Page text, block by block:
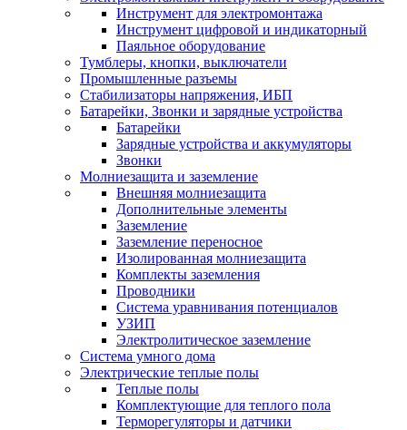
Инструмент для электромонтажа
Инструмент цифровой и индикаторный
Паяльное оборудование
Тумблеры, кнопки, выключатели
Промышленные разъемы
Стабилизаторы напряжения, ИБП
Батарейки, Звонки и зарядные устройства
Батарейки
Зарядные устройства и аккумуляторы
Звонки
Молниезащита и заземление
Внешняя молниезащита
Дополнительные элементы
Заземление
Заземление переносное
Изолированная молниезащита
Комплекты заземления
Проводники
Система уравнивания потенциалов
УЗИП
Электролитическое заземление
Система умного дома
Электрические теплые полы
Теплые полы
Комплектующие для теплого пола
Терморегуляторы и датчики